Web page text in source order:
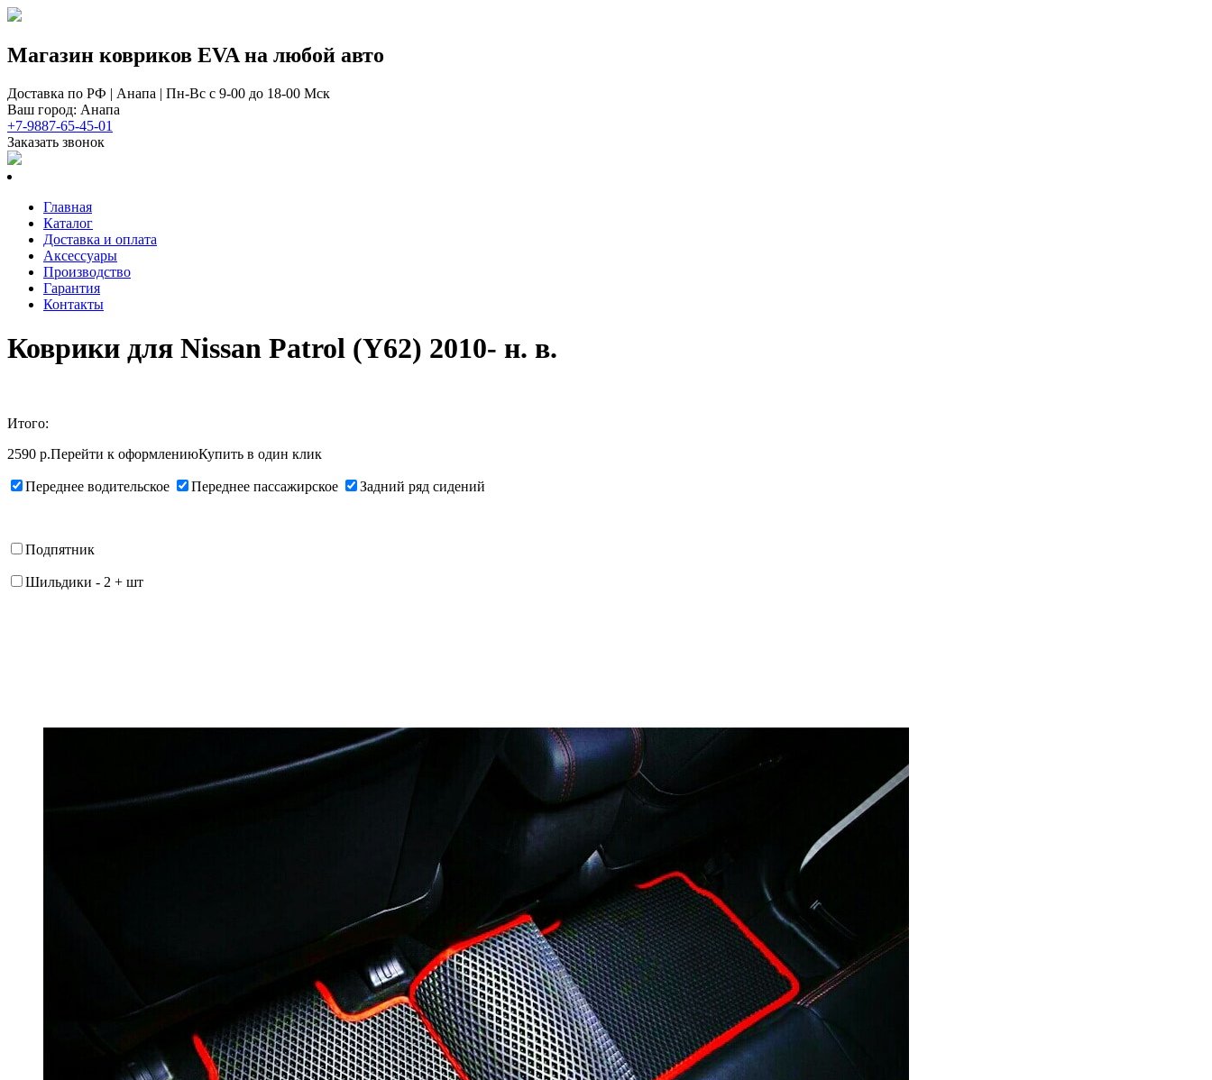
Магазин ковриков EVA ​на любой авто
Доставка по РФ | Анапа | Пн-Вс с 9-00 до 18-00 Мск
Ваш город: Анапа
+7-9887-65-45-01
Заказать звонок
Главная
Каталог
Доставка и оплата
Аксессуары
Производство
Гарантия
Контакты
Коврики для Nissan Patrol (Y62) 2010- н. в.
Итого:
2590 р.Перейти к оформлениюКупить в один клик
Переднее водительское Переднее пассажирское Задний ряд сидений
Подпятник
Шильдики - 2 + шт